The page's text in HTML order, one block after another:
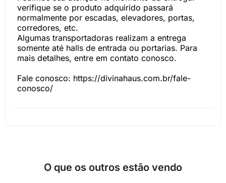
verifique se o produto adquirido passará
normalmente por escadas, elevadores, portas,
corredores, etc.
Algumas transportadoras realizam a entrega
somente até halls de entrada ou portarias. Para
mais detalhes, entre em contato conosco.
Fale conosco: https://divinahaus.com.br/fale-
conosco/
O que os outros estão vendo